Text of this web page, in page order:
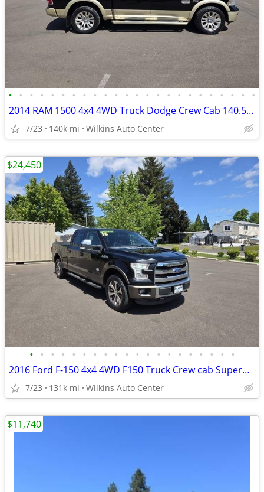
• • • • • • • • • • • • • • • • • • • • • • • •
2014 RAM 1500 4x4 4WD Truck Dodge Crew Cab 140.5 Longhorn Crew Pickup
7/23 140k mi Wilkins Auto Center
• • • • • • • • • • • • • • • • • • • •
2016 Ford F-150 4x4 4WD F150 Truck Crew cab SuperCrew 145 XLT Crew Pickup
7/23 131k mi Wilkins Auto Center
$24,450
$11,740